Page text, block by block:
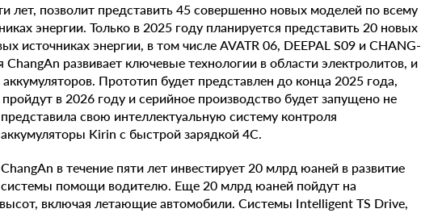
лет, позволит представить 45 совершенно новых моделей по всему
энергии. Только в 2025 году планируется представить 20 новых
источниках энергии, в том числе AVATR 06, DEEPAL S09 и CHANG-
развивает ключевые технологии в области электролитов, и
Прототип будет представлен до конца 2025 года,
в 2026 году и серийное производство будет запущено не
свою интеллектуальную систему контроля
Kirin с быстрой зарядкой 4C.
в течение пяти лет инвестирует 20 млрд юаней в развитие
помощи водителю. Еще 20 млрд юаней пойдут на
включая летающие автомобили. Системы Intelligent TS Drive,